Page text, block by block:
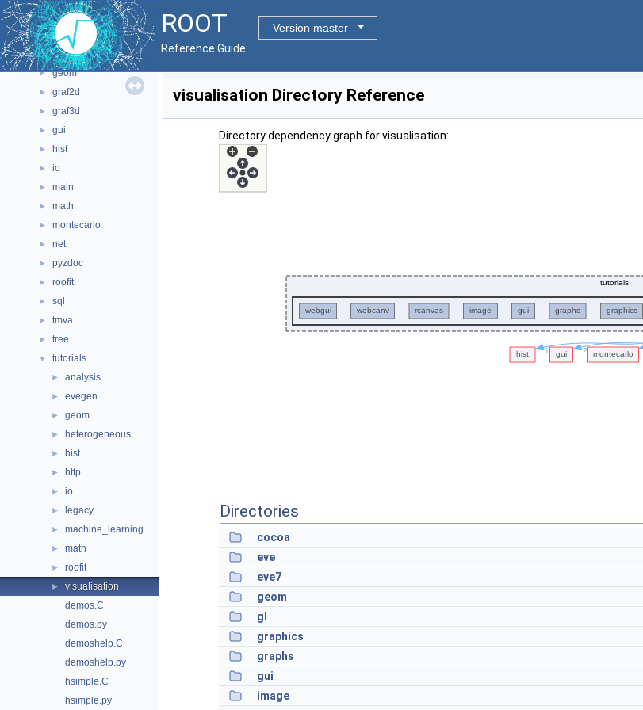
ROOT
Version master
Reference Guide
► bindings
► core
► documentation
► geom
► graf2d
► graf3d
► gui
► hist
► io
► main
► math
► montecarlo
► net
► pyzdoc
► roofit
► sql
► tmva
► tree
▼ tutorials
► analysis
► evegen
► geom
► heterogeneous
► hist
► http
► io
► legacy
► machine_learning
► math
► roofit
►
visualisation
demos.C
demos.py
demoshelp.C
demoshelp.py
hsimple.C
hsimple.py
visualisation Directory Reference
Directory dependency graph for visualisation:
Directories
cocoa
eve
eve7
geom
gl
graphics
graphs
gui
image